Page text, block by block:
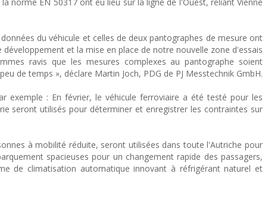
du véhicule et celles de deux pantographes de mesure ont
et la mise en place de notre nouvelle zone d'essais
ravis que les mesures complexes au pantographe soient
de temps », déclare Martin Joch, PDG de PJ Messtechnik GmbH.
exemple : En février, le véhicule ferroviaire a été testé pour les
seront utilisés pour déterminer et enregistrer les contraintes sur
à mobilité réduite, seront utilisées dans toute l'Autriche pour
spacieuses pour un changement rapide des passagers,
de climatisation automatique innovant à réfrigérant naturel et